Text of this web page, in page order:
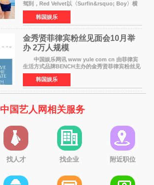
驾到，Red Velvet以〈Surfin&rsquo; Boy〉横
扫国内外榜单，获得音乐粉丝的热烈反响。
Red Velvet于3日发行了夏日迷你专辑《Velvet
Summer》，
韩国娱乐
金秀贤菲律宾粉丝见面会10月举
办 2万人规模
中国娱乐网讯 www yule com cn 由菲律宾
生活方式品牌BENCH主办的金秀贤菲律宾粉丝见
面会，将于10月2日在马尼拉SM Mall of
Asia（MOA）竞技场举行，预计规模达2万人。
这也是金秀贤自去年陷
韩国娱乐
中国艺人网相关服务
找人才 找企业 附近职位